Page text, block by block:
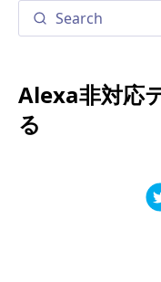
Alexa非対応
る